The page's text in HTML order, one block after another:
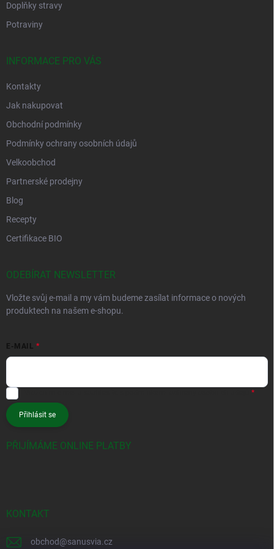
Doplňky stravy
Potraviny
INFORMACE PRO VÁS
Kontakty
Jak nakupovat
Obchodní podmínky
Podmínky ochrany osobních údajů
Velkoobchod
Partnerské prodejny
Blog
Recepty
Certifikace BIO
ODEBÍRAT NEWSLETTER
Vložte svůj e-mail a my vám budeme zasílat informace o nových
produktech na našem e-shopu.
E-MAIL
Přihlásit se
PŘIJÍMÁME ONLINE PLATBY
KONTAKT
obchod@sanusvia.cz